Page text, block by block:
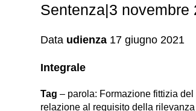
Sentenza|3
Data udienza 17 giugno 2021
Integrale
Tag – parola: Formazione fittizia
relazione al requisito della